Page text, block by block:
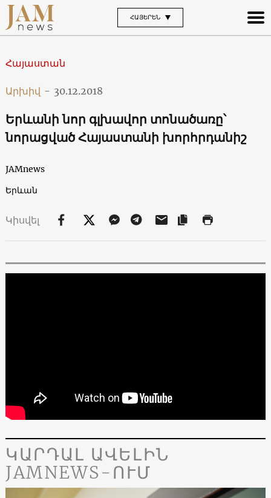
ՀԱՅԵՐԵՆ
Հայաստան
Արխիվ - 30.12.2018
Երևանի նոր գլխավոր տոնածառը՝
նորացված Հայաստանի խորհրդանիշ
JAMnews
Երևան
Կիսվել
ԿԱՐԴԱԼ ԱՎԵԼԻՆ
JAMNEWS-ՈՒՄ